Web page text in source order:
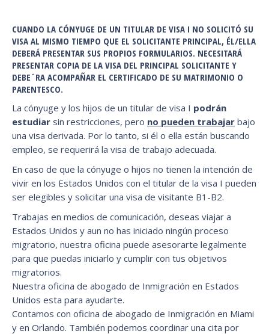
CUANDO LA CÓNYUGE DE UN TITULAR DE VISA I NO SOLICITÓ SU
VISA AL MISMO TIEMPO QUE EL SOLICITANTE PRINCIPAL, ÉL/ELLA
DEBERÁ PRESENTAR SUS PROPIOS FORMULARIOS. NECESITARÁ
PRESENTAR COPIA DE LA VISA DEL PRINCIPAL SOLICITANTE Y
DEBE´RA ACOMPAÑAR EL CERTIFICADO DE SU MATRIMONIO O
PARENTESCO.
La cónyuge y los hijos de un titular de visa I podrán
estudiar sin restricciones, pero no pueden trabajar bajo
una visa derivada. Por lo tanto, si él o ella están buscando
empleo, se requerirá la visa de trabajo adecuada.
En caso de que la cónyuge o hijos no tienen la intención de
vivir en los Estados Unidos con el titular de la visa I pueden
ser elegibles y solicitar una visa de visitante B1-B2.
Trabajas en medios de comunicación, deseas viajar a
Estados Unidos y aun no has iniciado ningún proceso
migratorio, nuestra oficina puede asesorarte legalmente
para que puedas iniciarlo y cumplir con tus objetivos
migratorios.
Nuestra oficina de abogado de Inmigración en Estados
Unidos esta para ayudarte.
Contamos con oficina de abogado de Inmigración en Miami
y en Orlando. También podemos coordinar una cita por